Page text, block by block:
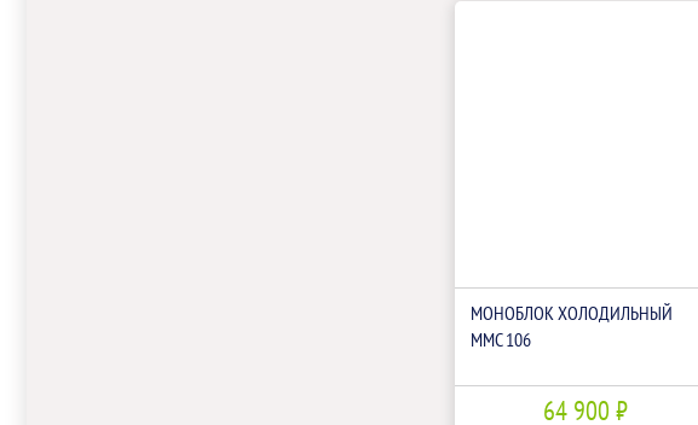
МОНОБЛОК ХОЛОДИЛЬНЫЙ
ММС 106
64 900 ₽